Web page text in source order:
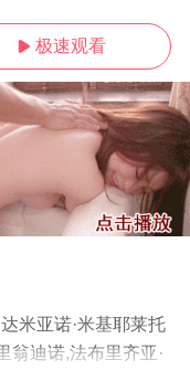
 极速观看
米亚诺·米基耶莱托
翁迪诺,法布里齐亚·